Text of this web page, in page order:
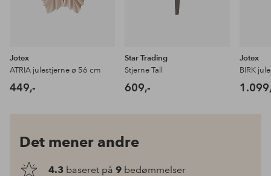
Jotex
ATRIA julestjerne ø 56 cm
449,-
Star Trading
Stjerne Tall
609,-
Jotex
Det mener andre
4.3 baseret på 9 bedømmelser